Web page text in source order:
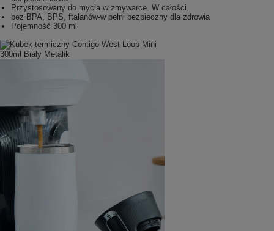
Przystosowany do mycia w zmywarce. W całości.
bez BPA, BPS, ftalanów-w pełni bezpieczny dla zdrowia
Pojemność 300 ml